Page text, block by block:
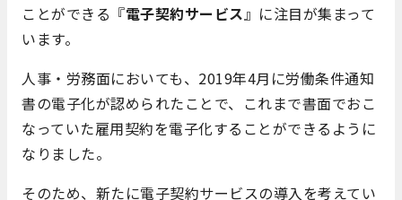
ことができる『電子契約サービス』に注目が集まって
います。
人事・労務面においても、2019年4月に労働条件通知
書の電子化が認められたことで、これまで書面でおこ
なっていた雇用契約を電子化することができるように
なりました。
そのため、新たに電子契約サービスの導入を考えてい